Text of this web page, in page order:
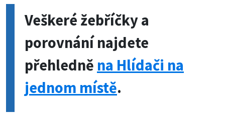
Veškeré žebříčky a
porovnání najdete
přehledně na Hlídači na
jednom místě.